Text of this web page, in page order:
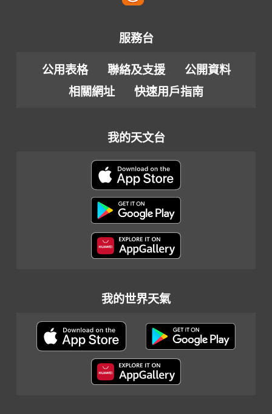
服務台
公用表格 聯絡及支援
公開資料
相關網址
快速用戶指南
我的天文台
我的世界天氣